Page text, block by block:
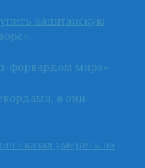
капитанскую
форвардом мира»
а они
сказал умереть на